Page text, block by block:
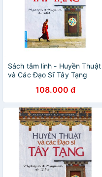
Sách tâm linh - Huyền Thuật
và Các Đạo Sĩ Tây Tạng
108.000 đ